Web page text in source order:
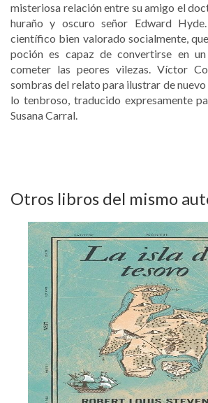
misteriosa relación entre su amigo el
huraño y oscuro señor Edward
científico bien valorado socialmente,
poción es capaz de convertirse en
cometer las peores vilezas. Víctor
sombras del relato para ilustrar de
lo tenbroso, traducido expresamente
Susana Carral.
Otros libros del mismo